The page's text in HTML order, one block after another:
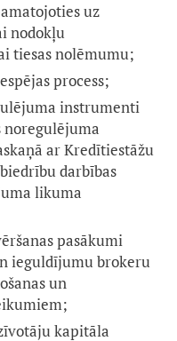
uz
nodokļu
tiesas nolēmumu;
process;
instrumenti
ar Kredītiestāžu
darbības
likuma
pasākumi
ieguldījumu brokeru
un
kapitāla